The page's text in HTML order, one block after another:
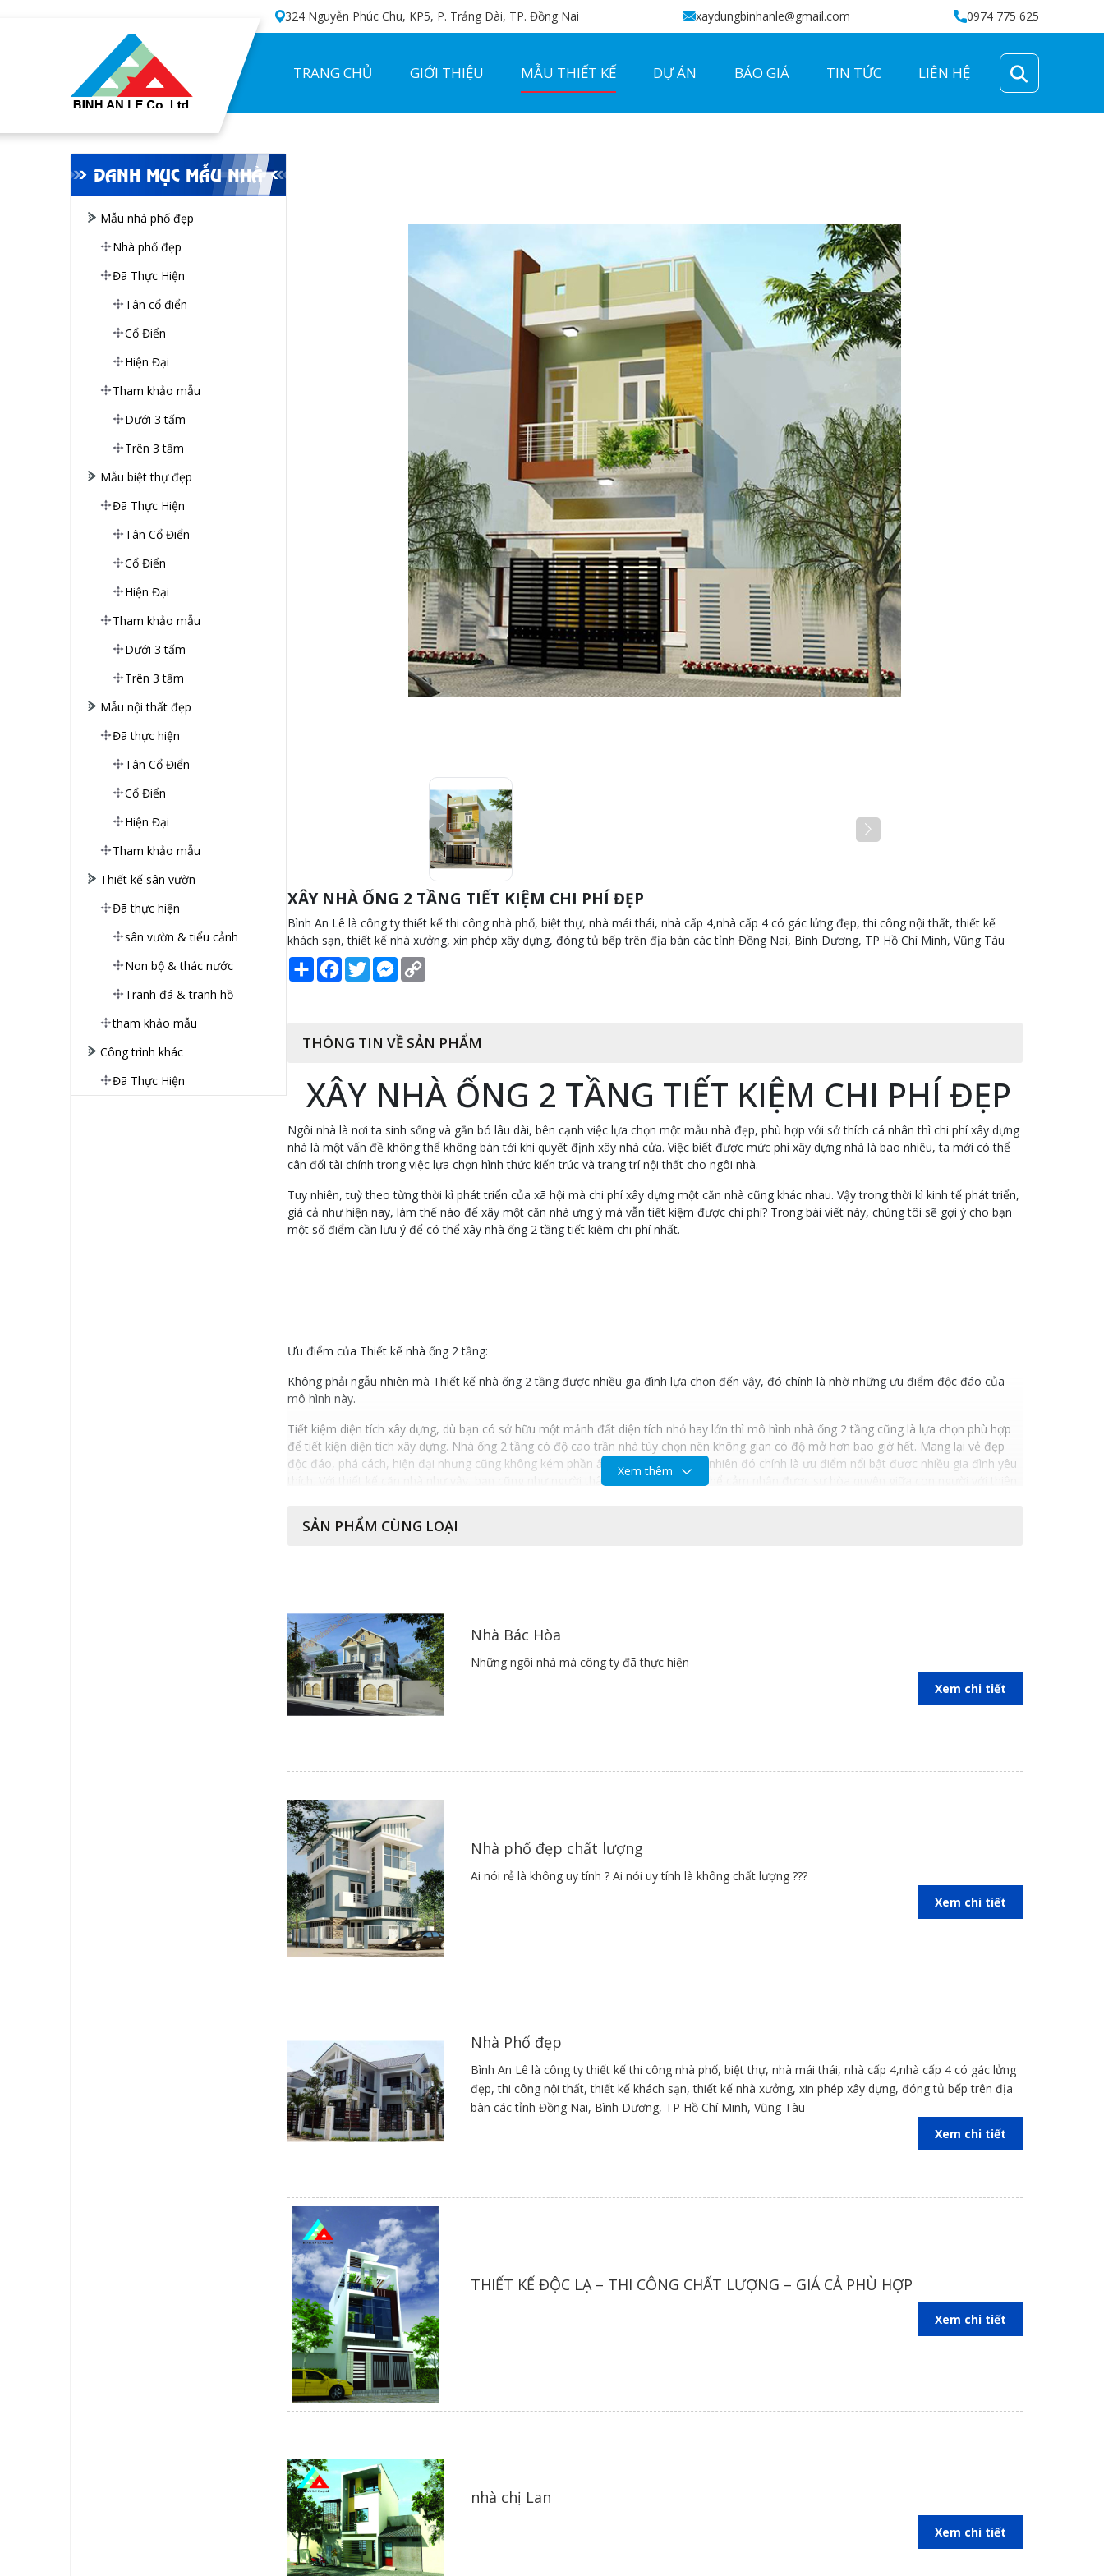
324 Nguyễn Phúc Chu, KP5, P. Trảng Dài, TP. Đồng Nai xaydungbinhanle@gmail.com 0974 775 625
TRANG CHỦ GIỚI THIỆU MẪU THIẾT KẾ DỰ ÁN BÁO GIÁ TIN TỨC LIÊN HỆ
DANH MỤC MẪU NHÀ
Mẫu nhà phố đẹp
Nhà phố đẹp
Đã Thực Hiện
Tân cổ điển
Cổ Điển
Hiện Đại
Tham khảo mẫu
Dưới 3 tấm
Trên 3 tấm
Mẫu biệt thự đẹp
Đã Thực Hiện
Tân Cổ Điển
Cổ Điển
Hiện Đại
Tham khảo mẫu
Dưới 3 tấm
Trên 3 tấm
Mẫu nội thất đẹp
Đã thực hiện
Tân Cổ Điển
Cổ Điển
Hiện Đại
Tham khảo mẫu
Thiết kế sân vườn
Đã thực hiện
sân vườn & tiểu cảnh
Non bộ & thác nước
Tranh đá & tranh hồ
tham khảo mẫu
Công trình khác
Đã Thực Hiện
XÂY NHÀ ỐNG 2 TẦNG TIẾT KIỆM CHI PHÍ ĐẸP
Bình An Lê là công ty thiết kế thi công nhà phố, biệt thự, nhà mái thái, nhà cấp 4,nhà cấp 4 có gác lửng đẹp, thi công nội thất, thiết kế
khách sạn, thiết kế nhà xưởng, xin phép xây dựng, đóng tủ bếp trên địa bàn các tỉnh Đồng Nai, Bình Dương, TP Hồ Chí Minh, Vũng Tàu
ShareFacebook
TwitterMessenger
Copy
Link
THÔNG TIN VỀ SẢN PHẨM
XÂY NHÀ ỐNG 2 TẦNG TIẾT KIỆM CHI PHÍ ĐẸP
Ngôi nhà là nơi ta sinh sống và gắn bó lâu dài, bên cạnh việc lựa chọn một mẫu nhà đẹp, phù hợp với sở thích cá nhân thì chi phí xây dựng
nhà là một vấn đề không thể không bàn tới khi quyết định xây nhà cửa. Việc biết được mức phí xây dựng nhà là bao nhiêu, ta mới có thể
cân đối tài chính trong việc lựa chọn hình thức kiến trúc và trang trí nội thất cho ngôi nhà.
Tuy nhiên, tuỳ theo từng thời kì phát triển của xã hội mà chi phí xây dựng một căn nhà cũng khác nhau. Vậy trong thời kì kinh tế phát triển,
giá cả như hiện nay, làm thế nào để xây một căn nhà ưng ý mà vẫn tiết kiệm được chi phí? Trong bài viết này, chúng tôi sẽ gợi ý cho bạn
một số điểm cần lưu ý để có thể xây nhà ống 2 tầng tiết kiệm chi phí nhất.
Ưu điểm của Thiết kế nhà ống 2 tầng:
Không phải ngẫu nhiên mà Thiết kế nhà ống 2 tầng được nhiều gia đình lựa chọn đến vậy, đó chính là nhờ những ưu điểm độc đáo của
mô hình này.
Tiết kiệm diện tích xây dựng, dù bạn có sở hữu một mảnh đất diện tích nhỏ hay lớn thì mô hình nhà ống 2 tầng cũng là lựa chọn phù hợp
để tiết kiện diện tích xây dựng. Nhà ống 2 tầng có độ cao trần nhà tùy chọn nên không gian có độ mở hơn bao giờ hết. Mang lại vẻ đẹp
độc đáo, phá cách, hiện đại nhưng cũng không kém phần ấm áp, gần gũi thiên nhiên đó chính là ưu điểm nổi bật được nhiều gia đình yêu
thích. Với thiết kế căn nhà như vậy, bạn cũng như người thân trong gia đình có thể cảm nhận được sự hòa quyện giữa con người với thiên
Với thiết kế này, không chỉ mang lại sự cảm nhận mà còn tạo tầm nhìn phong cảnh đa dạng, phong phú nhiều góc cạnh. Từ đặc điểm này,
Một số lưu ý khi Thiết kế nhà ống 2 tầng
Để có thể xây nhà ống 2 tầng tiết kiệm chi phí, chất lượng, bạn cũng cần ghi nhớ một số điểm sau:
Sử dụng các vách ngăn có thiết kế mở hoặc kết hợp với các nội thất thông minh khác không chỉ tiết kiệm diện tích ngôi nhà mà còn tạo
ánh sáng xuyên suốt, thoáng mát giữa các căn phòng.
Nên đặc biệt chú ý đến không gian xanh: trong mọi ngôi nhà thì việc vận dụng không gian xanh chắc chắn sẽ mang đến những cảm giác
chuyên gia thiết kế, xây dựng là vô cùng cần thiết. Với nhiều năm kinh nghiệm trong lĩnh vực xây dựng đặc biệt là tư vấn thiết kế miễn phí.
Dịch vụ thiết kế xây dựng nhà ở tại Xây Dựng Bình An Lê chắc chắn sẽ đem đến cho bạn một ngôi nhà đẹp chi phí hợp lý.
Xem thêm
SẢN PHẨM CÙNG LOẠI
Nhà Bác Hòa
Những ngôi nhà mà công ty đã thực hiện
Xem chi tiết
Nhà phố đẹp chất lượng
Ai nói rẻ là không uy tính ? Ai nói uy tính là không chất lượng ???
Xem chi tiết
Nhà Phố đẹp
Bình An Lê là công ty thiết kế thi công nhà phố, biệt thự, nhà mái thái, nhà cấp 4,nhà cấp 4 có gác lửng
đẹp, thi công nội thất, thiết kế khách sạn, thiết kế nhà xưởng, xin phép xây dựng, đóng tủ bếp trên địa
bàn các tỉnh Đồng Nai, Bình Dương, TP Hồ Chí Minh, Vũng Tàu
Xem chi tiết
THIẾT KẾ ĐỘC LẠ – THI CÔNG CHẤT LƯỢNG – GIÁ CẢ PHÙ HỢP
Xem chi tiết
nhà chị Lan
Xem chi tiết